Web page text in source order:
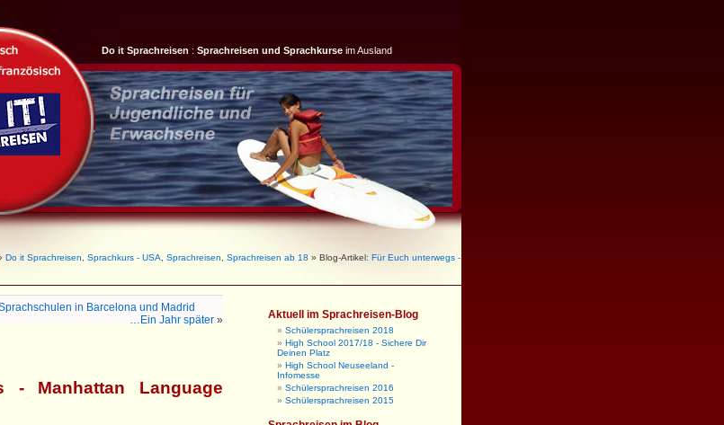
Do it Sprachreisen : Sprachreisen und Sprachkurse im Ausland
Do it Sprachreisen Sprachkurs - USA Sprachreisen Sprachreisen ab 18 » Blog-Artikel: Für Euch unterwegs -
in Barcelona und Madrid
…Ein Jahr später »
- Manhattan Language
Aktuell im Sprachreisen-Blog
Schülersprachreisen 2018
High School 2017/18 - Sichere Dir
Deinen Platz
High School Neuseeland -
Infomesse
Schülersprachreisen 2016
Schülersprachreisen 2015